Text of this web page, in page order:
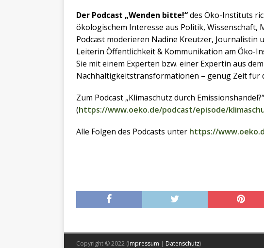
Der Podcast „Wenden bitte!“des Öko-Instituts
ökologischem Interesse aus Politik, Wissenschaft,
Podcast moderieren Nadine Kreutzer, Journalistin
Leiterin Öffentlichkeit & Kommunikation am Öko-
Sie mit einem Experten bzw. einer Expertin aus
Nachhaltigkeitstransformationen – genug Zeit für
Zum Podcast „Klimaschutz durch
(https://www.oeko.de/podcast/episode/
Alle Folgen des Podcasts unter https://
Copyright © 2022 (Impressum | Datenschutz)